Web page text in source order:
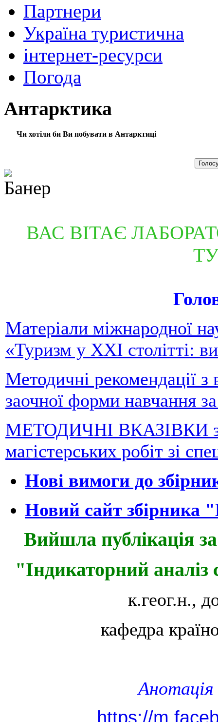
Партнери
Україна туристична
інтернет-ресурси
Погода
Антарктика
Чи хотіли би Ви побувати в Антарктиці
ВАС ВІТАЄ
Матеріали міжнародної
«Туризм у ХХІ столітті:
Методичні рекомендації з
заочної форми навчання
МЕТОДИЧНІ ВКАЗІВКИ з
магістерських робіт зі
Нові вимоги до
Новий сайт збірника
Вийшла публікація
"Індикаторний аналіз
к.геог.н.,
кафедра
https://